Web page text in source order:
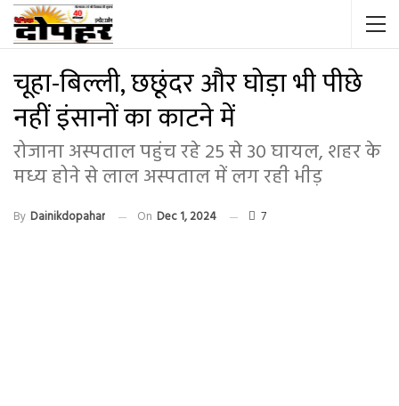
चूहा-बिल्ली, छछूंदर और घोड़ा भी पीछे
नहीं इंसानों का काटने में
रोजाना अस्पताल पहुंच रहे 25 से 30 घायल, शहर के
मध्य होने से लाल अस्पताल में लग रही भीड़
By Dainikdopahar On Dec 1, 2024 7